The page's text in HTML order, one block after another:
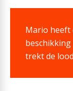
Mario heeft
beschikking
trekt de